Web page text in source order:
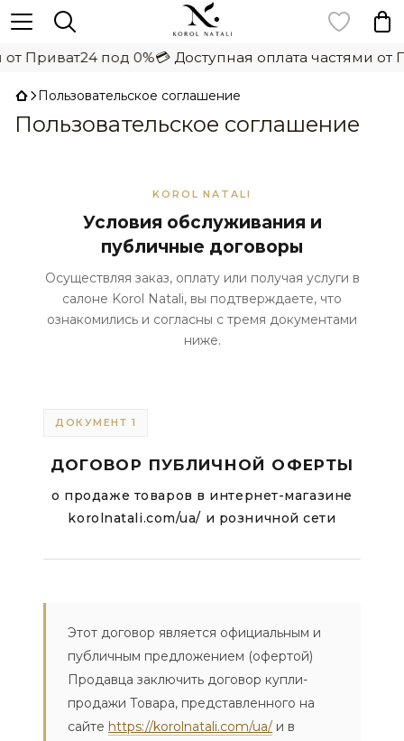
под 0%💳 Доступная оплата частями от
Пользовательское соглашение
Пользовательское соглашение
KOROL NATALI
Условия обслуживания и
публичные договоры
Осуществляя заказ, оплату или получая услуги в
салоне Korol Natali, вы подтверждаете, что
ознакомились и согласны с тремя документами
ниже.
ДОКУМЕНТ 1
ДОГОВОР ПУБЛИЧНОЙ ОФЕРТЫ
о продаже товаров в интернет-магазине
korolnatali.com/ua/ и розничной сети
Этот договор является официальным и
публичным предложением (офертой)
Продавца заключить договор купли-
продажи Товара, представленного на
сайте https://korolnatali.com/ua/ и в